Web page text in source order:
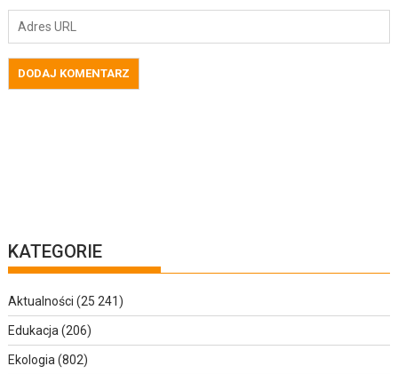
KATEGORIE
Aktualności (25 241)
Edukacja (206)
Ekologia (802)